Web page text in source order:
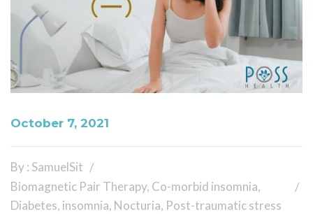
October 7, 2021
By : SamuelSit
Biomagnetic Pair Therapy, Co-morbid insomnia,
Diabetes, insomnia, Nocturia, Post-traumatic stress